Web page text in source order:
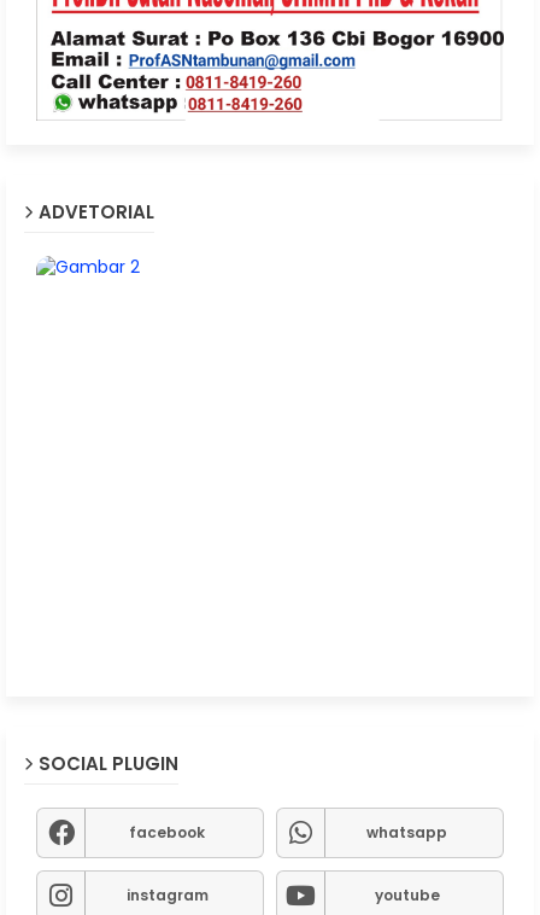
ADVETORIAL
SOCIAL PLUGIN
facebook whatsapp
instagram youtube